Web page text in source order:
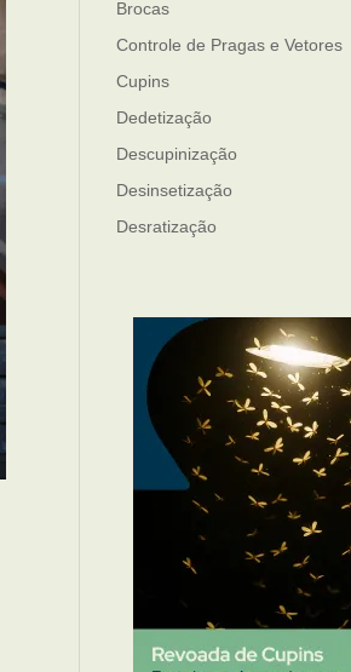
Brocas
Controle de Pragas e Vetores
Cupins
Dedetização
Descupinização
Desinsetização
Desratização
Mosquitos
Percevejo de Cama
Pulgas e Carrapatos
Ratos
Sanitização